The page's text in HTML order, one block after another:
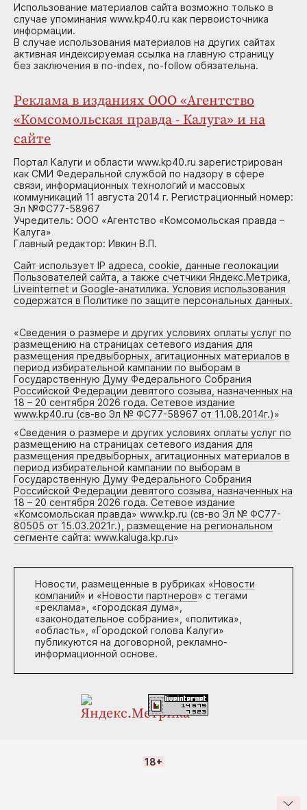
Использование материалов сайта возможно только в
случае упоминания www.kp40.ru как первоисточника
информации.
В случае использования материалов на других сайтах
активная индексируемая ссылка на главную страницу
без заключения в no-index, no-follow обязательна.
Реклама в изданиях ООО «Агентство
«Комсомольская правда - Калуга» и на
сайте
Портал Калуги и области www.kp40.ru зарегистрирован
как СМИ Федеральной службой по надзору в сфере
связи, информационных технологий и массовых
коммуникаций 11 августа 2014 г. Регистрационный номер:
Эл №ФС77-58967
Учредитель: ООО «Агентство «Комсомольская правда –
Калуга»
Главный редактор: Ивкин В.П.
Сайт использует IP адреса, cookie, данные геолокации
Пользователей сайта, а также счетчики Яндекс.Метрика,
Liveinternet и Google-анатилика. Условия использования
содержатся в Политике по защите персональных данных.
«Сведения о размере и других условиях оплаты услуг по
размещению на страницах сетевого издания для
размещения предвыборных, агитационных материалов в
период избирательной кампании по выборам в
Государственную Думу Федерального Собрания
Российской Федерации девятого созыва, назначенных на
18 – 20 сентября 2026 года. Сетевое издание
www.kp40.ru (св-во Эл № ФС77-58967 от 11.08.2014г.)»
«Сведения о размере и других условиях оплаты услуг по
размещению на страницах сетевого издания для
размещения предвыборных, агитационных материалов в
период избирательной кампании по выборам в
Государственную Думу Федерального Собрания
Российской Федерации девятого созыва, назначенных на
18 – 20 сентября 2026 года. Сетевое издание
«Комсомольская правда» www.kp.ru (св-во Эл № ФС77-
80505 от 15.03.2021г.), размещение на региональном
сегменте сайта: www.kaluga.kp.ru»
Новости, размещенные в рубриках «Новости
компаний» и «Новости партнеров» с тегами
«реклама», «городская дума»,
«законодательное собрание», «политика»,
«область», «Городской голова Калуги»
публикуются на договорной, рекламно-
информационной основе.
18+